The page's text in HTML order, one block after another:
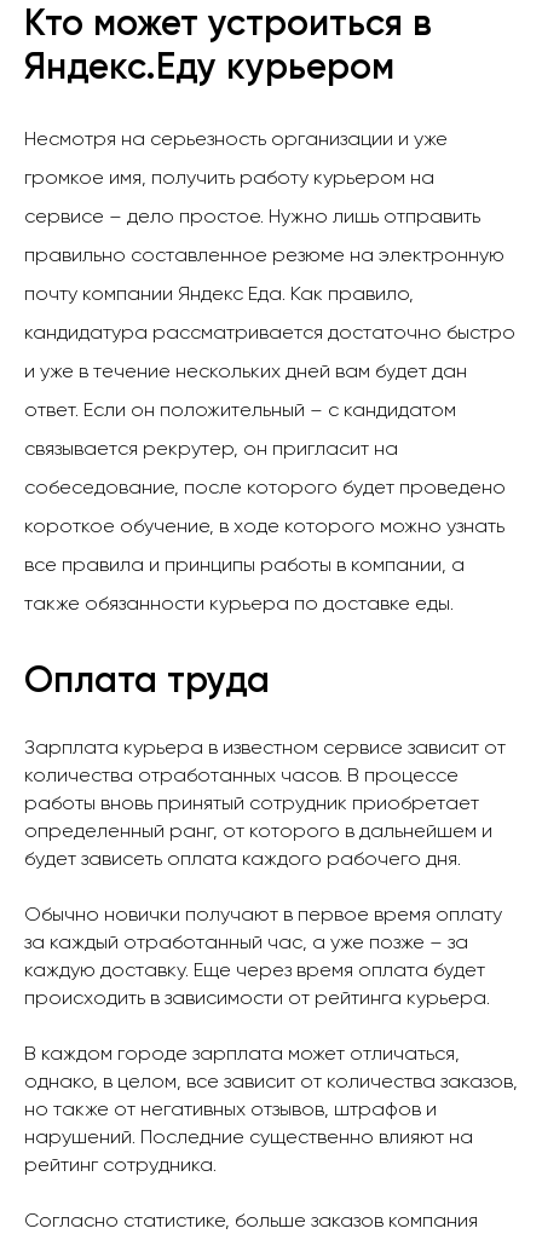
Кто может устроиться в
Яндекс.Еду курьером
Несмотря на серьезность организации и уже
громкое имя, получить работу курьером на
сервисе – дело простое. Нужно лишь отправить
правильно составленное резюме на электронную
почту компании Яндекс Еда. Как правило,
кандидатура рассматривается достаточно быстро
и уже в течение нескольких дней вам будет дан
ответ. Если он положительный – с кандидатом
связывается рекрутер, он пригласит на
собеседование, после которого будет проведено
короткое обучение, в ходе которого можно узнать
все правила и принципы работы в компании, а
также обязанности курьера по доставке еды.
Оплата труда
Зарплата курьера в известном сервисе зависит от
количества отработанных часов. В процессе
работы вновь принятый сотрудник приобретает
определенный ранг, от которого в дальнейшем и
будет зависеть оплата каждого рабочего дня.
Обычно новички получают в первое время оплату
за каждый отработанный час, а уже позже – за
каждую доставку. Еще через время оплата будет
происходить в зависимости от рейтинга курьера.
В каждом городе зарплата может отличаться,
однако, в целом, все зависит от количества заказов,
но также от негативных отзывов, штрафов и
нарушений. Последние существенно влияют на
рейтинг сотрудника.
Согласно статистике, больше заказов компания